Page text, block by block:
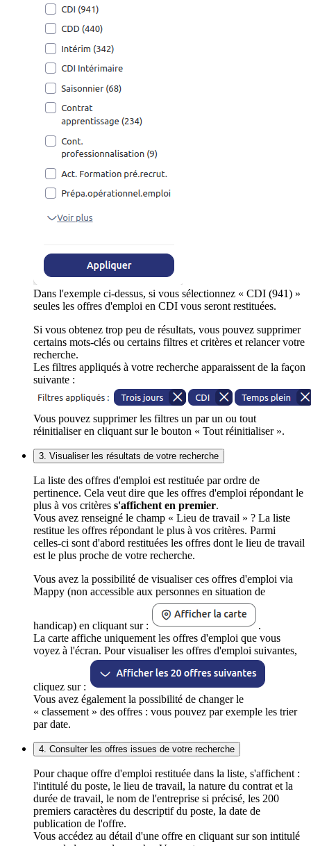
Dans l'exemple ci-dessus, si vous sélectionnez « CDI (941) »
seules les offres d'emploi en CDI vous seront restituées.
Si vous obtenez trop peu de résultats, vous pouvez supprimer
certains mots-clés ou certains filtres et critères et relancer votre
recherche.
Les filtres appliqués à votre recherche apparaissent de la façon
suivante :
Vous pouvez supprimer les filtres un par un ou tout
réinitialiser en cliquant sur le bouton « Tout réinitialiser ».
3. Visualiser les résultats de votre recherche
La liste des offres d'emploi est restituée par ordre de
pertinence. Cela veut dire que les offres d'emploi répondant le
plus à vos critères s'affichent en premier.
Vous avez renseigné le champ « Lieu de travail » ? La liste
restitue les offres répondant le plus à vos critères. Parmi
celles-ci sont d'abord restituées les offres dont le lieu de travail
est le plus proche de votre recherche.
Vous avez la possibilité de visualiser ces offres d'emploi via
Mappy (non accessible aux personnes en situation de
handicap) en cliquant sur :
.
La carte affiche uniquement les offres d'emploi que vous
voyez à l'écran. Pour visualiser les offres d'emploi suivantes,
cliquez sur :
Vous avez également la possibilité de changer le
« classement » des offres : vous pouvez par exemple les trier
par date.
4. Consulter les offres issues de votre recherche
Pour chaque offre d'emploi restituée dans la liste, s'affichent :
l'intitulé du poste, le lieu de travail, la nature du contrat et la
durée de travail, le nom de l'entreprise si précisé, les 200
premiers caractères du descriptif du poste, la date de
publication de l'offre.
Vous accédez au détail d'une offre en cliquant sur son intitulé